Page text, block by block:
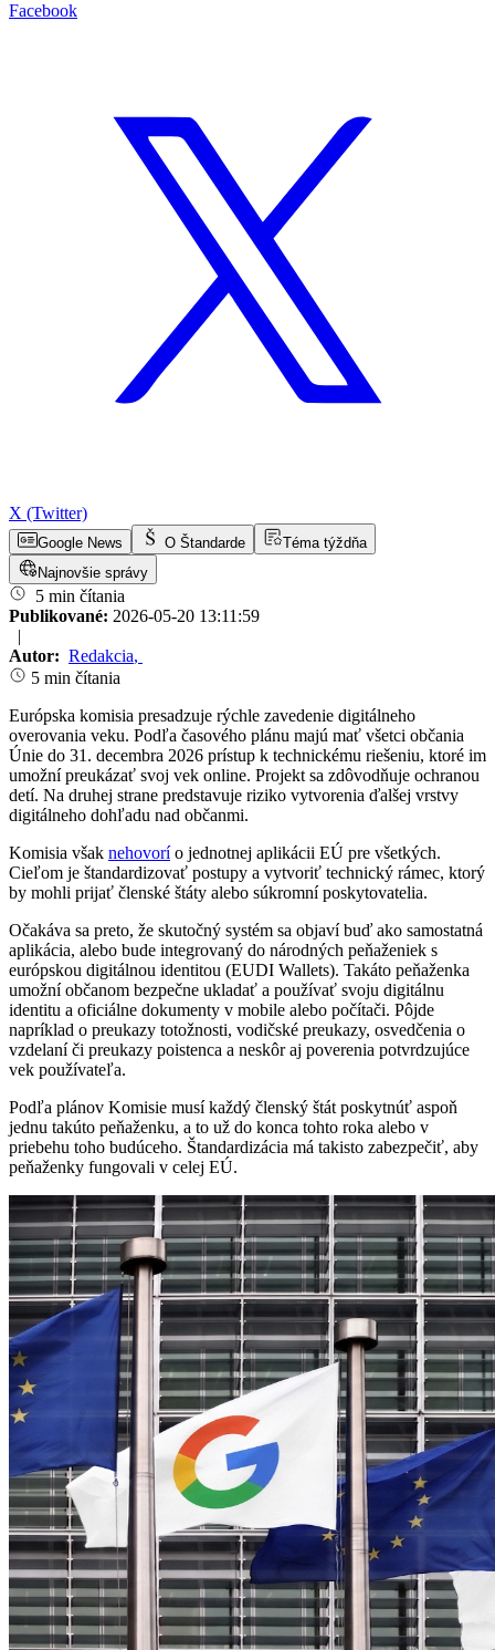
Facebook
X (Twitter)
Google News O Štandarde
Téma týždňa
Najnovšie správy
5 min čítania
Publikované: 2026-05-20 13:11:59
|
Autor: Redakcia,
5 min čítania
Európska komisia presadzuje rýchle zavedenie digitálneho
overovania veku. Podľa časového plánu majú mať všetci občania
Únie do 31. decembra 2026 prístup k technickému riešeniu, ktoré im
umožní preukázať svoj vek online. Projekt sa zdôvodňuje ochranou
detí. Na druhej strane predstavuje riziko vytvorenia ďalšej vrstvy
digitálneho dohľadu nad občanmi.
Komisia však nehovorío jednotnej aplikácii EÚ pre všetkých.
Cieľom je štandardizovať postupy a vytvoriť technický rámec, ktorý
by mohli prijať členské štáty alebo súkromní poskytovatelia.
Očakáva sa preto, že skutočný systém sa objaví buď ako samostatná
aplikácia, alebo bude integrovaný do národných peňaženiek s
európskou digitálnou identitou (EUDI Wallets). Takáto peňaženka
umožní občanom bezpečne ukladať a používať svoju digitálnu
identitu a oficiálne dokumenty v mobile alebo počítači. Pôjde
napríklad o preukazy totožnosti, vodičské preukazy, osvedčenia o
vzdelaní či preukazy poistenca a neskôr aj poverenia potvrdzujúce
vek používateľa.
Podľa plánov Komisie musí každý členský štát poskytnúť aspoň
jednu takúto peňaženku, a to už do konca tohto roka alebo v
priebehu toho budúceho. Štandardizácia má takisto zabezpečiť, aby
peňaženky fungovali v celej EÚ.